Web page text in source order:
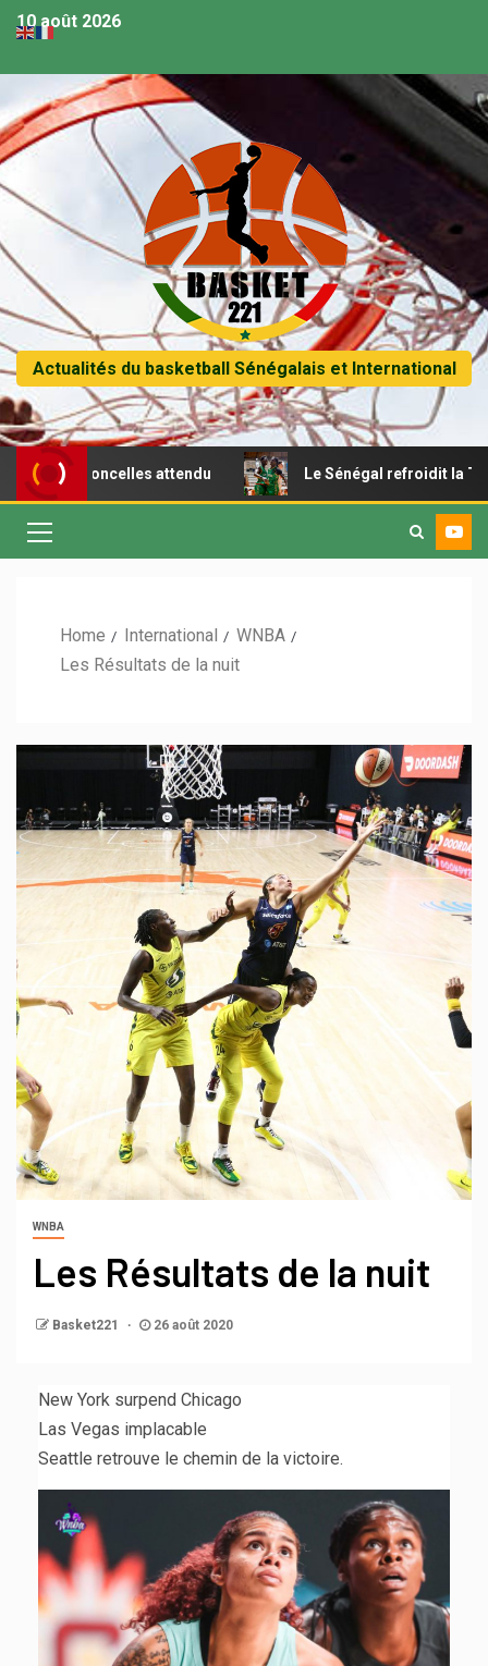
10 août 2026
Actualités du basketball Sénégalais et International
attendu Le Sénégal refroidit la Tunisie et
Home International
WNBA
Les Résultats de la nuit
WNBA
Les Résultats de la nuit
Basket221 26 août 2020
New York surpend Chicago
Las Vegas implacable
Seattle retrouve le chemin de la victoire.